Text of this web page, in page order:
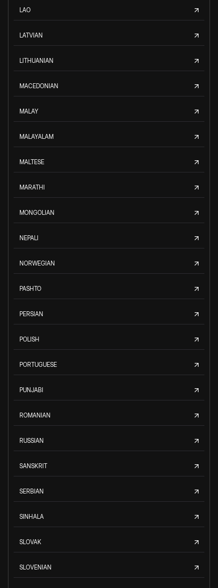
LAO
LATVIAN
LITHUANIAN
MACEDONIAN
MALAY
MALAYALAM
MALTESE
MARATHI
MONGOLIAN
NEPALI
NORWEGIAN
PASHTO
PERSIAN
POLISH
PORTUGUESE
PUNJABI
ROMANIAN
RUSSIAN
SANSKRIT
SERBIAN
SINHALA
SLOVAK
SLOVENIAN